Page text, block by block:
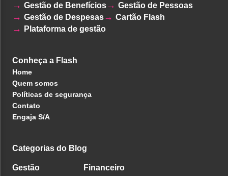
Gestão de Benefícios
Gestão de Pessoas
Gestão de Despesas
Cartão Flash
Plataforma de gestão
Conheça a Flash
Home
Quem somos
Políticas de segurança
Contato
Engaja S/A
Categorias do Blog
Gestão Financeiro